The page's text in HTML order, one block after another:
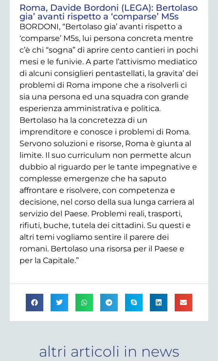
Roma, Davide Bordoni (LEGA): Bertolaso
gia’ avanti rispetto a ‘comparse’ M5s
BORDONI, “Bertolaso gia’ avanti rispetto a
‘comparse’ M5s, lui persona concreta mentre
c’è chi “sogna” di aprire cento cantieri in pochi
mesi e le funivie. A parte l’attivismo mediatico
di alcuni consiglieri pentastellati, la gravita’ dei
problemi di Roma impone che a risolverli ci
sia una persona ed una squadra con grande
esperienza amministrativa e politica.
Bertolaso ha la concretezza di un
imprenditore e conosce i problemi di Roma.
Servono soluzioni e risorse, Roma è giunta al
limite. Il suo curriculum non permette alcun
dubbio al riguardo per le tante impegnative e
complesse emergenze che ha saputo
affrontare e risolvere, con competenza e
decisione, nel corso della sua lunga carriera al
servizio del Paese. Problemi reali, trasporti,
rifiuti, buche, tutela dei cittadini. Su questi e
altri temi vogliamo sentire il parere dei
romani. Bertolaso una risorsa per il Paese e
per la Capitale.”
altri articoli in news